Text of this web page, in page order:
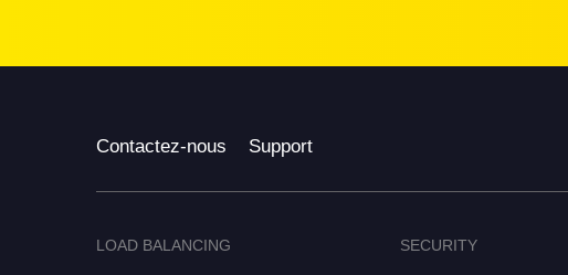
Contactez-nous Support
LOAD BALANCING SECURITY